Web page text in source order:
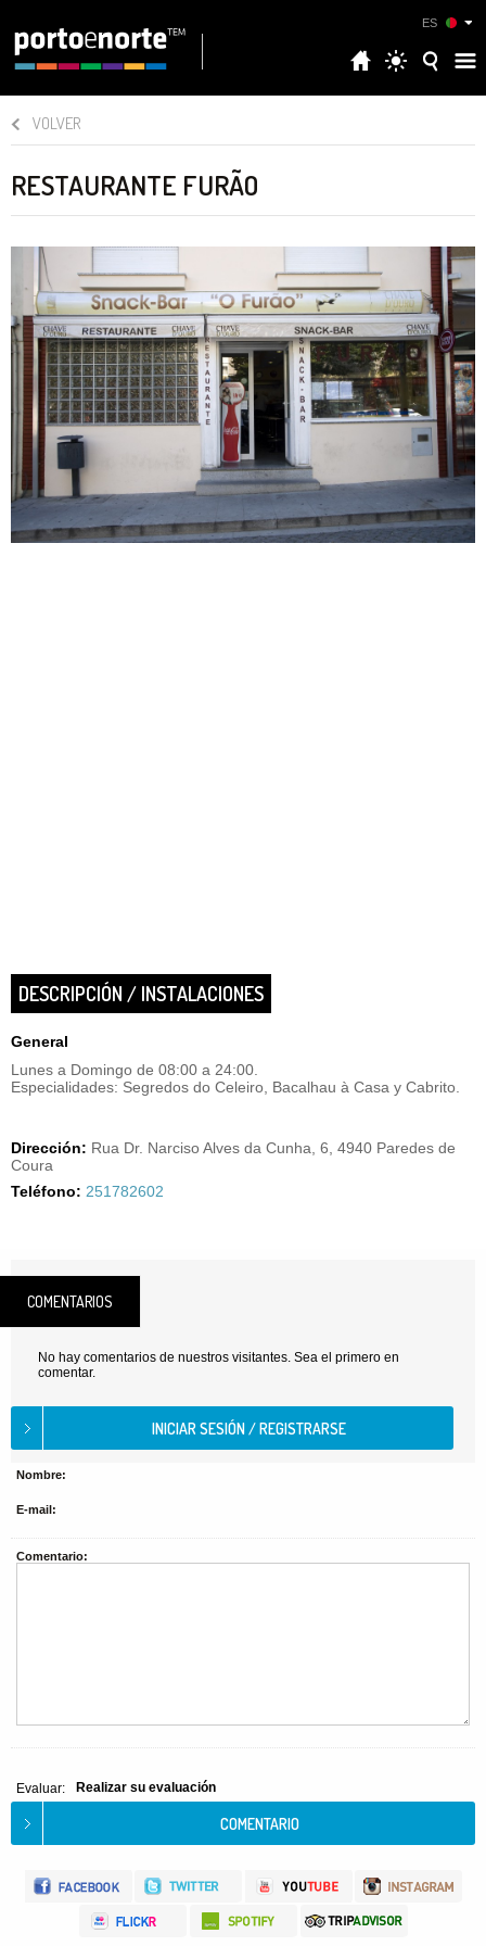
ES
VOLVER
RESTAURANTE FURÃO
DESCRIPCIÓN / INSTALACIONES
General
Lunes a Domingo de 08:00 a 24:00.
Especialidades: Segredos do Celeiro, Bacalhau à Casa y Cabrito.
Dirección: Rua Dr. Narciso Alves da Cunha, 6, 4940 Paredes de
Coura
Teléfono: 251782602
COMENTARIOS
No hay comentarios de nuestros visitantes. Sea el primero en
comentar.
Nombre:
E-mail:
Comentario:
Evaluar: Realizar su evaluación